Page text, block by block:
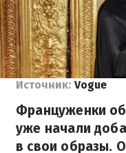
Источник: Vogue
Француженки
уже начали
в свои образы.